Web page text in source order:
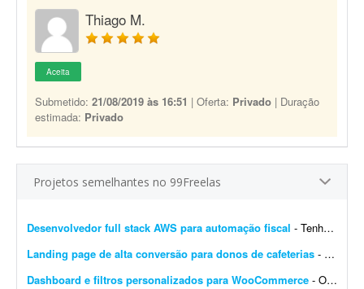
Thiago M.
Aceita
Submetido: 21/08/2019 às 16:51 | Oferta: Privado | Duração
estimada: Privado
Projetos semelhantes no 99Freelas
Desenvolvedor full stack AWS para automação fiscal - Tenho uma plataforma de automação fiscal rodando em AWS - ela pega os dados do sistema do cliente, calcula os impostos e emite a nota fiscal automaticamente. Preciso de alguém...
Landing page de alta conversão para donos de cafeterias - Sou gestor de tráfego especializado em cafeterias e cafés e preciso de uma landing page de alta conversão para captar leads (donos de cafeterias) que chegam pelos meus an&uacut...
Dashboard e filtros personalizados para WooCommerce - Olá pessoal, Preciso transformar o dashboard padrão do WooCommerce em um painel diferenciado para clientes e vendedores; procuro solução via plugin ou via código...